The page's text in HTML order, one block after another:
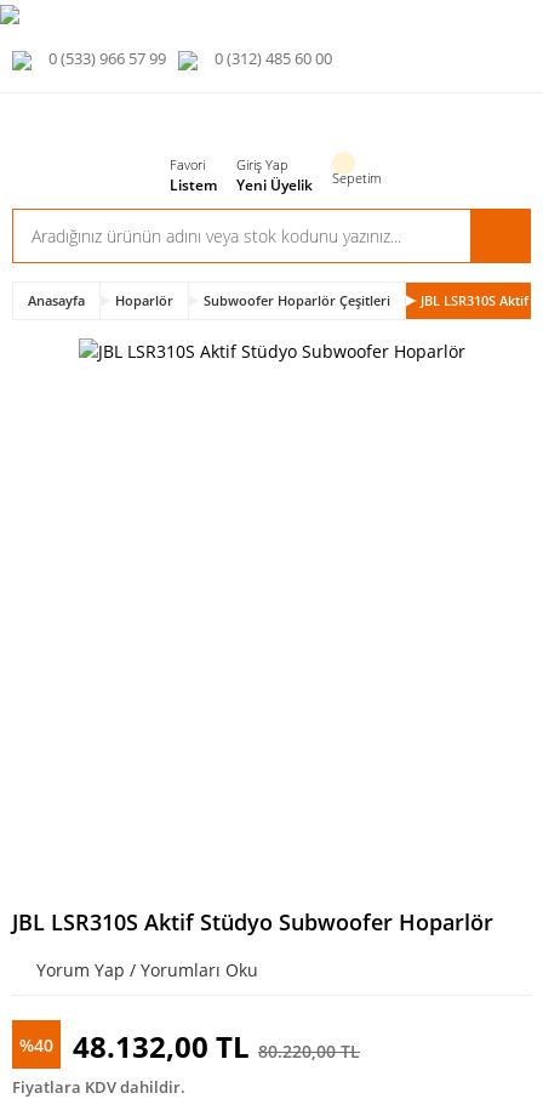
0 (533) 966 57 99 0 (312) 485 60 00
Favori
Listem
Giriş Yap
Yeni Üyelik Sepetim
Anasayfa Hoparlör Subwoofer Hoparlör Çeşitleri JBL LSR310S
JBL LSR310S Aktif Stüdyo Subwoofer Hoparlör
Yorum Yap / Yorumları Oku
%40 48.132,00 TL 80.220,00 TL
Fiyatlara KDV dahildir.